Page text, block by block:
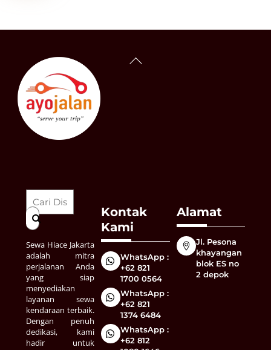
Back
Sewa Hiace Jakarta
adalah mitra
perjalanan Anda
yang siap
menyediakan
layanan sewa
kendaraan terbaik.
Dengan penuh
dedikasi, kami
hadir untuk
Kontak
Kami
WhatsApp :
+62 821
1700 0564
WhatsApp :
+62 821
1374 6484
WhatsApp :
+62 812
Alamat
Jl. Pesona
khayangan
blok ES no
2 depok